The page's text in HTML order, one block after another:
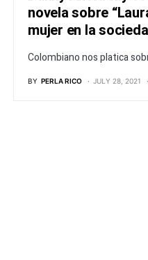
novela sobre
mujer en la
Colombiano nos platica
BY PERLA RICO JULY 28, 2021